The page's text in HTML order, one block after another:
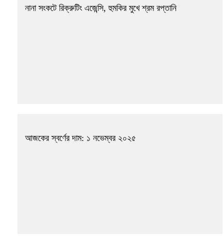
নানা সংকটে রিক্রুটিং এজেন্সি, হুমকির মুখে শ্রম রপ্তানি
আজকের স্বর্ণের দাম: ১ নভেম্বর ২০২৫